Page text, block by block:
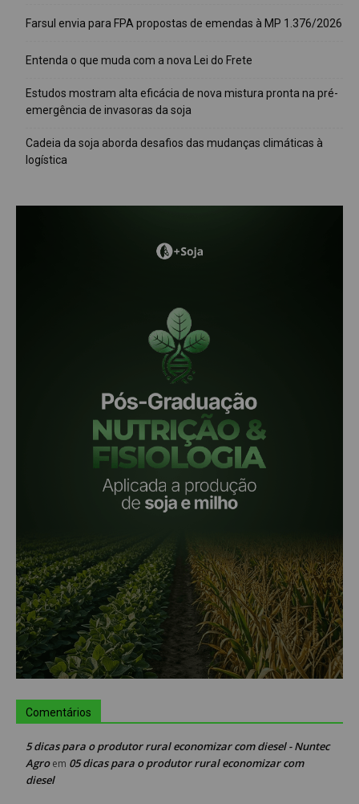
Farsul envia para FPA propostas de emendas à MP 1.376/2026
Entenda o que muda com a nova Lei do Frete
Estudos mostram alta eficácia de nova mistura pronta na pré-
emergência de invasoras da soja
Cadeia da soja aborda desafios das mudanças climáticas à
logística
Comentários
5 dicas para o produtor rural economizar com diesel - Nuntec
Agroem 05 dicas para o produtor rural economizar com
diesel